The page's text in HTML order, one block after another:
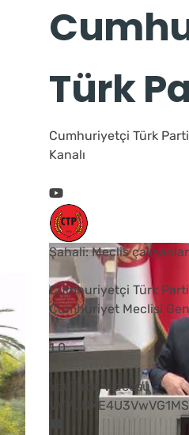
Türk
Cumhuriyetçi Türk
Kanalı
Şahali: Meclis
Cumhuriyetçi Türk
Cumhuriyet Meclisi
1 0
YouTube Videosu